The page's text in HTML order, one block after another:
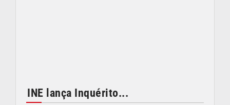
INE lança Inquérito...